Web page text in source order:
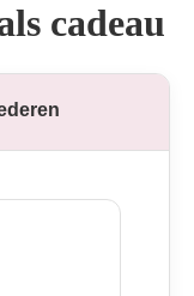
cadeau